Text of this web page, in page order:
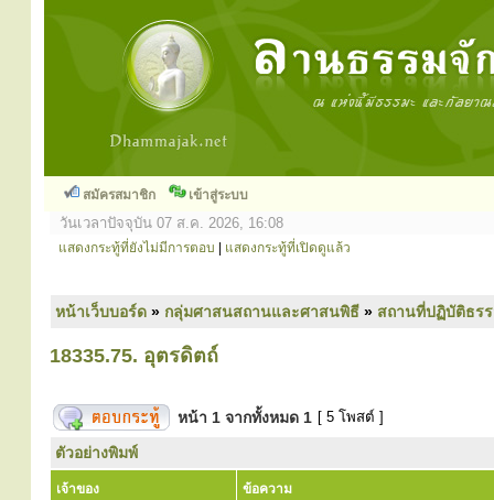
สมัครสมาชิก เข้าสู่ระบบ
วันเวลาปัจจุบัน 07 ส.ค. 2026, 16:08
แสดงกระทู้ที่ยังไม่มีการตอบ แสดงกระทู้ที่เปิดดูแล้ว
หน้าเว็บบอร์ด » กลุ่มศาสนสถานและศาสนพิธี » สถานที่ปฏิบัติธร
18335.75. อุตรดิตถ์
หน้า 1 จากทั้งหมด 1 [ 5 โพสต์ ]
ตัวอย่างพิมพ์
เจ้าของ ข้อความ